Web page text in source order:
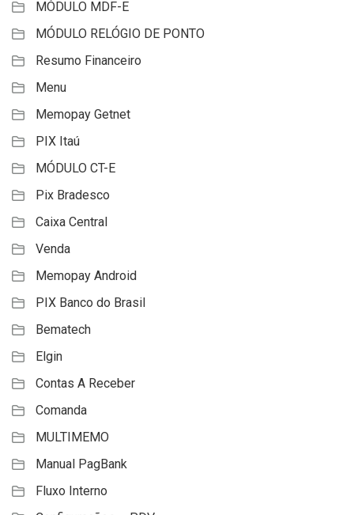
MÓDULO MDF-E
MÓDULO RELÓGIO DE PONTO
Resumo Financeiro
Menu
Memopay Getnet
PIX Itaú
MÓDULO CT-E
Pix Bradesco
Caixa Central
Venda
Memopay Android
PIX Banco do Brasil
Bematech
Elgin
Contas A Receber
Comanda
MULTIMEMO
Manual PagBank
Fluxo Interno